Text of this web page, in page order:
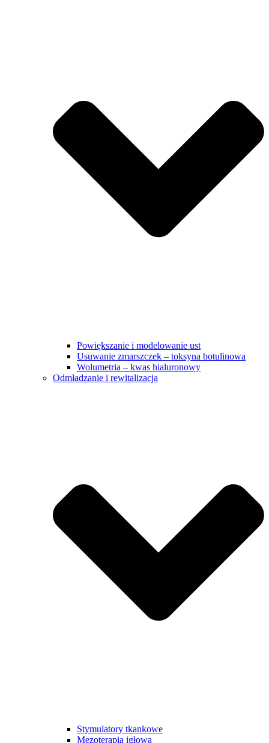
Powiększanie i modelowanie ust
Usuwanie zmarszczek – toksyna botulinowa
Wolumetria – kwas hialuronowy
Odmładzanie i rewitalizacja
Stymulatory tkankowe
Mezoterapia igłowa